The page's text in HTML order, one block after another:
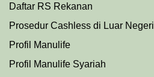
Daftar RS Rekanan
Prosedur Cashless di Luar Negeri
Profil Manulife
Profil Manulife Syariah